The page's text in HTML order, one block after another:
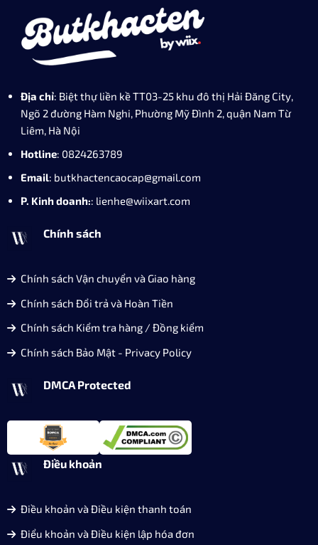
Địa chỉ: Biệt thự liền kề TT03-25 khu đô thị Hải Đăng City,
Ngõ 2 đường Hàm Nghi, Phường Mỹ Đình 2, quận Nam Từ
Liêm, Hà Nội
Hotline: 0824263789
Email: butkhactencaocap@gmail.com
P. Kinh doanh:: lienhe@wiixart.com
Chính sách
Chính sách Vận chuyển và Giao hàng
Chính sách Đổi trả và Hoàn Tiền
Chính sách Kiểm tra hàng / Đồng kiểm
Chính sách Bảo Mật - Privacy Policy
DMCA Protected
Điều khoản
Điều khoản và Điều kiện thanh toán
Điểu khoản và Điều kiện lập hóa đơn